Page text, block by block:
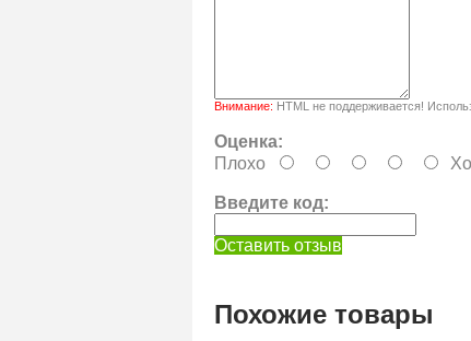
Внимание: HTML не поддерживается!
Оценка:
Плохо
Введите код:
Оставить отзыв
Похожие товары